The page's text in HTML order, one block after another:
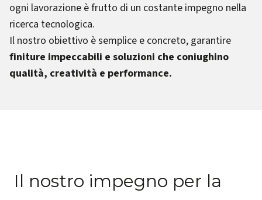
ogni lavorazione è frutto di un costante impegno nella
ricerca tecnologica.
Il nostro obiettivo è semplice e concreto, garantire
finiture impeccabili e soluzioni che coniughino
qualità, creatività e performance.
Il nostro impegno per la